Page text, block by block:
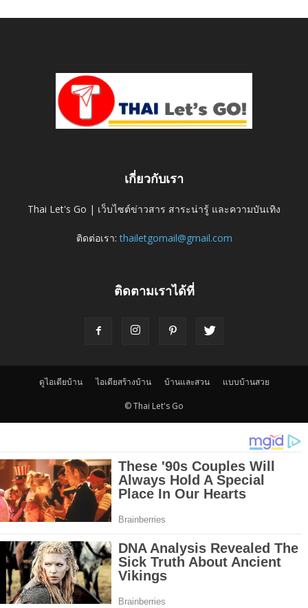
เกี่ยวกับเรา
Thai Let's Go | เว็บไซต์ข่าวสาร สาระน่ารู้ และความบันเทิง
ติดต่อเรา:thailetgomail@gmail.com
ติดตามเราได้ที่
ดูไอเดียบ้าน ไอเดียสร้างบ้าน บ้านและสวน แบบบ้านสวย
© Thai Let's Go